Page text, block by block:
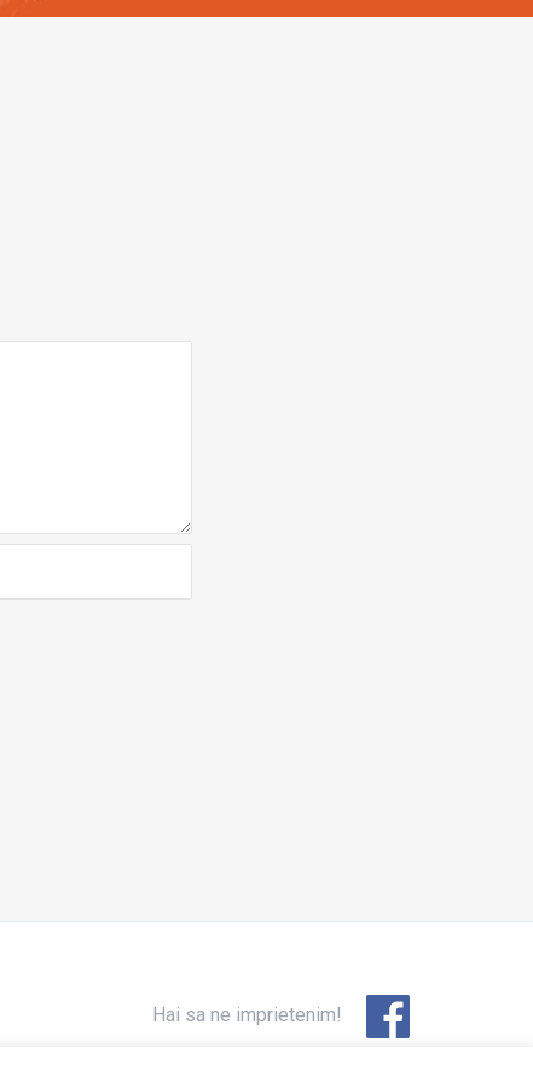
Hai sa ne imprietenim!